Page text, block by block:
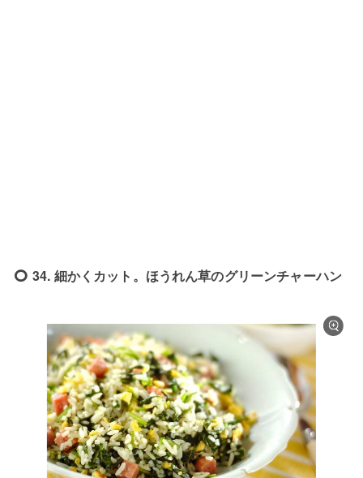
34. 細かくカット。ほうれん草のグリーンチャーハン